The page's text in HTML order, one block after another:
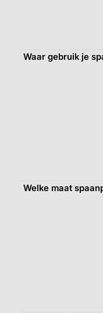
Waar gebruik je
Welke maat